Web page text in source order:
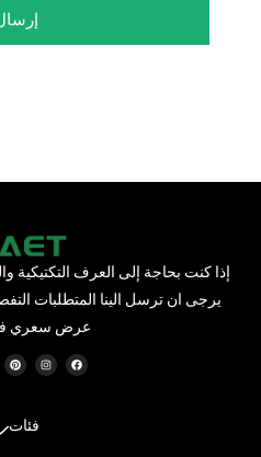
يرجى ان ترسل الينا المتطلبات
عرض سعري
فئات